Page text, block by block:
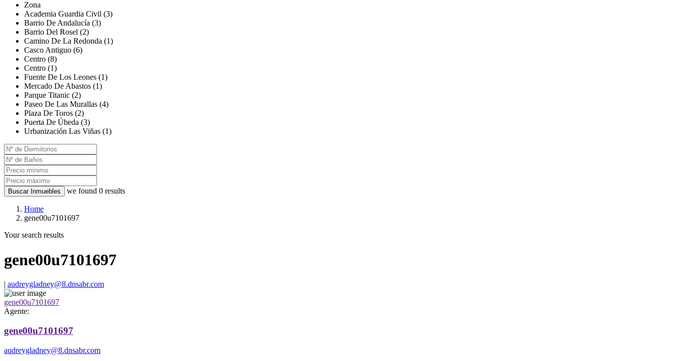
Zona
Academia Guardia Civil (3)
Barrio De Andalucía (3)
Barrio Del Rosel (2)
Camino De La Redonda (1)
Casco Antiguo (6)
Centro (8)
Centro (1)
Fuente De Los Leones (1)
Mercado De Abastos (1)
Parque Titanic (2)
Paseo De Las Murallas (4)
Plaza De Toros (2)
Puerta De Úbeda (3)
Urbanización Las Viñas (1)
Buscar Inmuebles we found 0 results
Home
gene00u7101697
Your search results
gene00u7101697
| audreygladney@8.dnsabr.com
gene00u7101697
Agente:
gene00u7101697
audreygladney@8.dnsabr.com